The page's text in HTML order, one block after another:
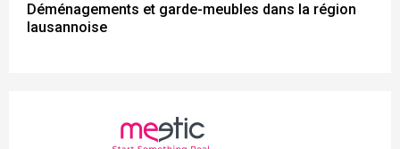
Déménagements et garde-meubles dans la région
lausannoise